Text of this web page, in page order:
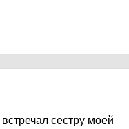
сестру моей